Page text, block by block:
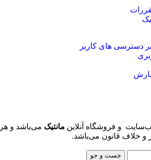
دسترسی های کاربر
و فروشگاه‌ آنلاین مانتیک می‌باشد و هر
و خلاف قانون می‌باشد.
جست و جو